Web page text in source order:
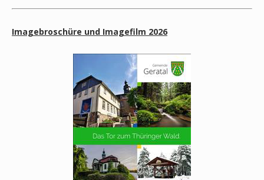
Imagebroschüre und Imagefilm 2026